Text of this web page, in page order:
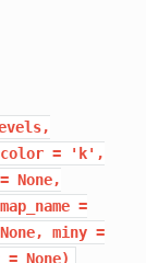
=
'k',
= None,
=
None, miny =
= None)